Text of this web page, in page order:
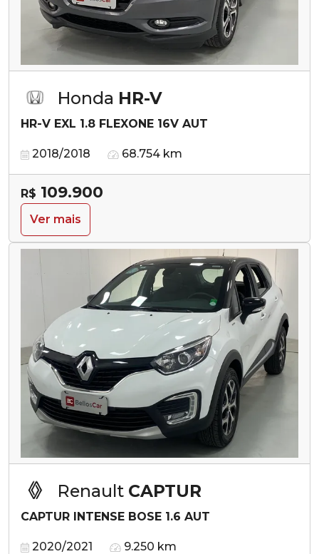
Honda HR-V
HR-V EXL 1.8 FLEXONE 16V AUT
2018/2018 68.754 km
R$ 109.900
Ver mais
Renault CAPTUR
CAPTUR INTENSE BOSE 1.6 AUT
2020/2021 9.250 km